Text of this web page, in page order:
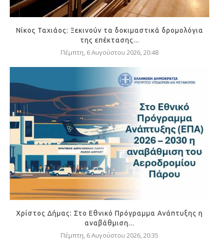
Νίκος Ταχιάος: Ξεκινούν τα δοκιμαστικά δρομολόγια
της επέκτασης...
Πέμπτη, 6 Αυγούστου 2026, 20:48
Χρίστος Δήμας: Στο Εθνικό Πρόγραμμα Ανάπτυξης η
αναβάθμιση...
Πέμπτη, 6 Αυγούστου 2026, 20:35